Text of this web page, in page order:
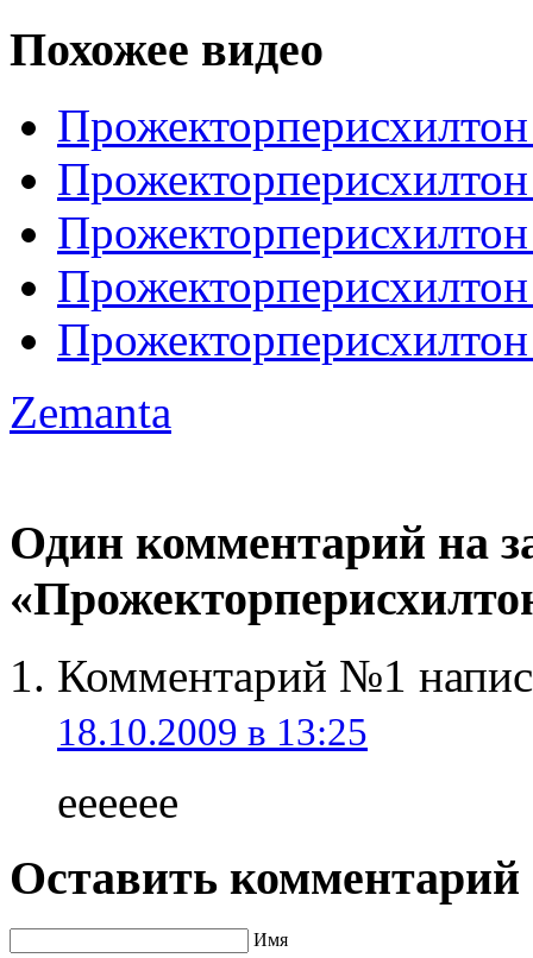
Похожее видео
Zemanta
Один комментарий на
Комментарий №1
18.10.2009 в 13:25
eeeeee
Оставить комментарий
Имя